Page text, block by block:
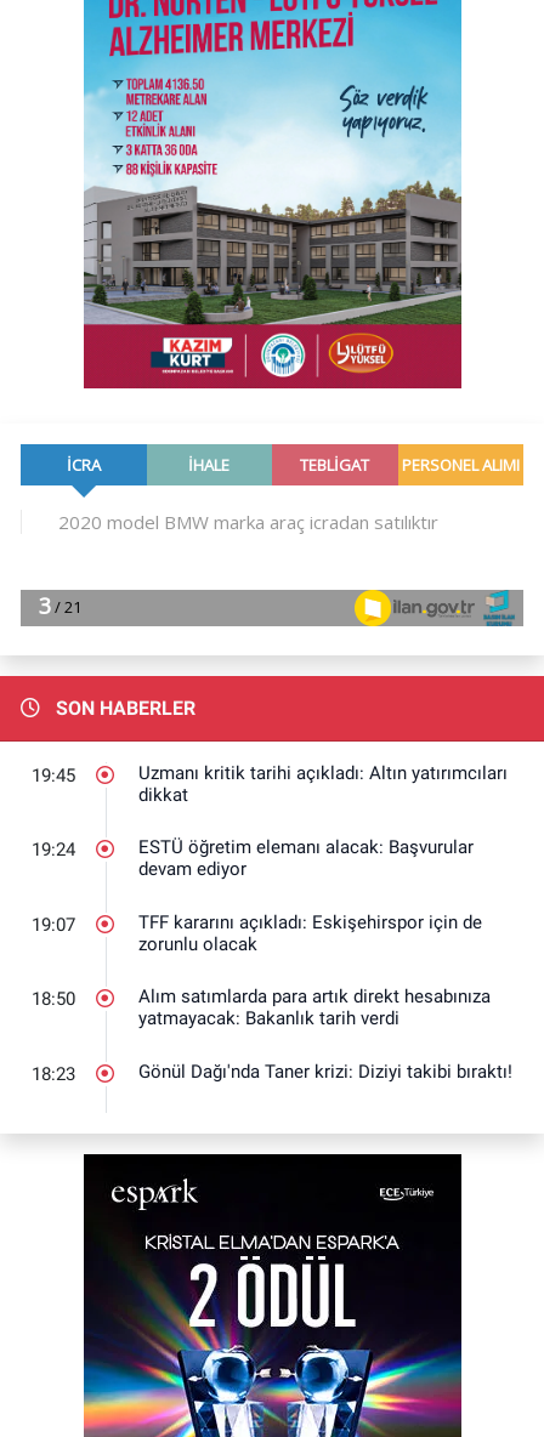
SON HABERLER
19:45
Uzmanı kritik tarihi açıkladı: Altın yatırımcıları
dikkat
19:24
ESTÜ öğretim elemanı alacak: Başvurular
devam ediyor
19:07
TFF kararını açıkladı: Eskişehirspor için de
zorunlu olacak
18:50
Alım satımlarda para artık direkt hesabınıza
yatmayacak: Bakanlık tarih verdi
18:23 Gönül Dağı'nda Taner krizi: Diziyi takibi bıraktı!